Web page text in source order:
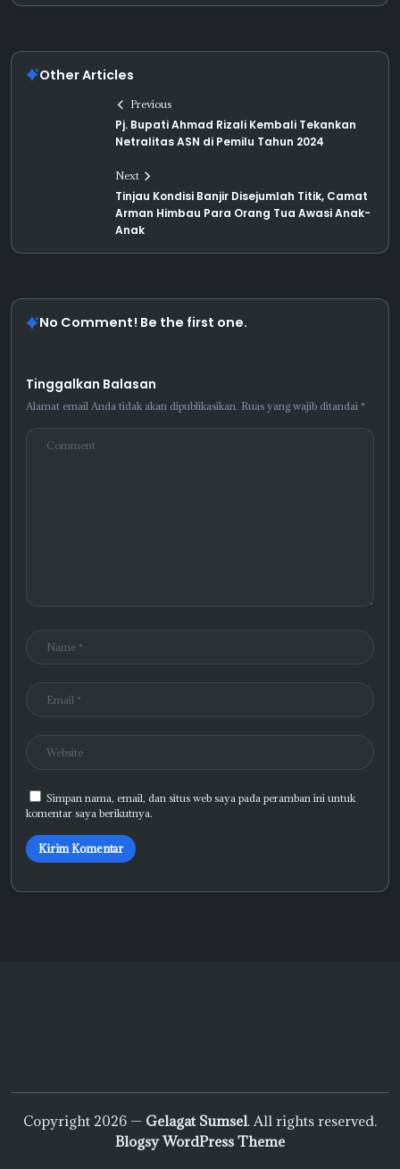
Other Articles
Previous
Pj. Bupati Ahmad Rizali Kembali Tekankan
Netralitas ASN di Pemilu Tahun 2024
Next
Tinjau Kondisi Banjir Disejumlah Titik, Camat
Arman Himbau Para Orang Tua Awasi Anak-
Anak
No Comment! Be the first one.
Tinggalkan Balasan
Alamat email Anda tidak akan dipublikasikan. Ruas yang wajib ditandai *
Simpan nama, email, dan situs web saya pada peramban ini untuk
komentar saya berikutnya.
Copyright 2026 — Gelagat Sumsel. All rights reserved.
Blogsy WordPress Theme